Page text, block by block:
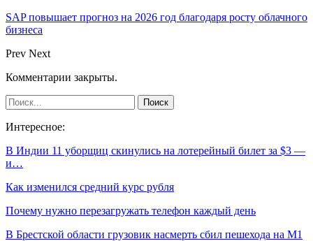
SAP повышает прогноз на 2026 год благодаря росту облачного
бизнеса
Prev Next
Комментарии закрыты.
Интересное:
В Индии 11 уборщиц скинулись на лотерейный билет за $3 —
и…
Как изменился средний курс рубля
Почему нужно перезагружать телефон каждый день
В Брестской области грузовик насмерть сбил пешехода на М1